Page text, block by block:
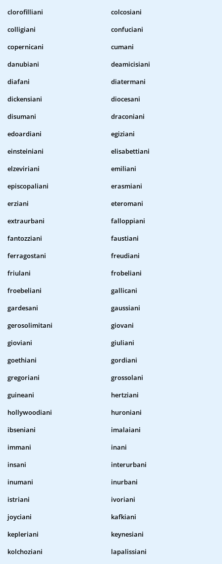
clorofilliani
colcosiani
colligiani
confuciani
copernicani
cumani
danubiani
deamicisiani
diafani
diatermani
dickensiani
diocesani
disumani
draconiani
edoardiani
egiziani
einsteiniani
elisabettiani
elzeviriani
emiliani
episcopaliani
erasmiani
erziani
eteromani
extraurbani
falloppiani
fantozziani
faustiani
ferragostani
freudiani
friulani
frobeliani
froebeliani
gallicani
gardesani
gaussiani
gerosolimitani
giovani
gioviani
giuliani
goethiani
gordiani
gregoriani
grossolani
guineani
hertziani
hollywoodiani
huroniani
ibseniani
imalaiani
immani
inani
insani
interurbani
inumani
inurbani
istriani
ivoriani
joyciani
kafkiani
kepleriani
keynesiani
kolchoziani
lapalissiani